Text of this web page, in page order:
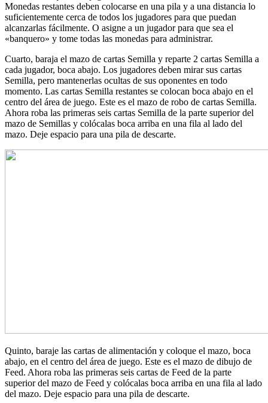
Monedas restantes deben colocarse en una pila y a una distancia lo
suficientemente cerca de todos los jugadores para que puedan
alcanzarlas fácilmente. O asigne a un jugador para que sea el
«banquero» y tome todas las monedas para administrar.
Cuarto, baraja el mazo de cartas Semilla y reparte 2 cartas Semilla a
cada jugador, boca abajo. Los jugadores deben mirar sus cartas
Semilla, pero mantenerlas ocultas de sus oponentes en todo
momento. Las cartas Semilla restantes se colocan boca abajo en el
centro del área de juego. Este es el mazo de robo de cartas Semilla.
Ahora roba las primeras seis cartas Semilla de la parte superior del
mazo de Semillas y colócalas boca arriba en una fila al lado del
mazo. Deje espacio para una pila de descarte.
Quinto, baraje las cartas de alimentación y coloque el mazo, boca
abajo, en el centro del área de juego. Este es el mazo de dibujo de
Feed. Ahora roba las primeras seis cartas de Feed de la parte
superior del mazo de Feed y colócalas boca arriba en una fila al lado
del mazo. Deje espacio para una pila de descarte.